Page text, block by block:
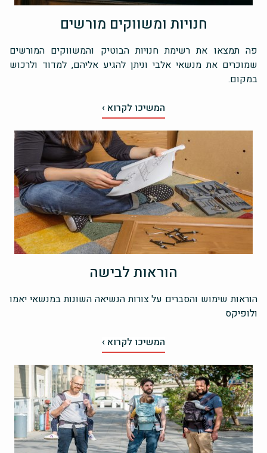
חנויות ומשווקים מורשים
פה תמצאו את רשימת חנויות הבוטיק והמשווקים המורשים
שמוכרים את מנשאי אלבי וניתן להגיע אליהם, למדוד ולרכוש
במקום.
המשיכו לקרוא ›
הוראות לבישה
הוראות שימוש והסברים על צורות הנשיאה השונות במנשאי יאמו
ולופיקס
המשיכו לקרוא ›